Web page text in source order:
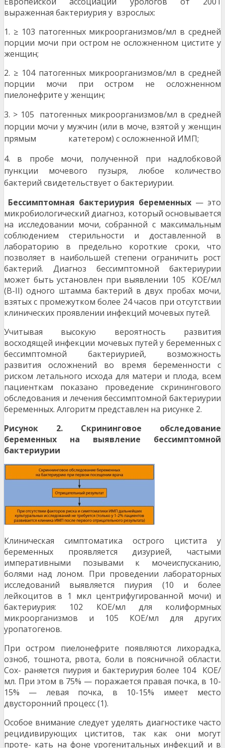
выраженная бактериурия у взрослых:
1. ≥ 103 патогенных микроорганизмов/мл в средней
порции мочи при остром не осложненном цистите у
женщин;
2. ≥ 104 патогенных микроорганизмов/мл в средней
порции мочи при остром не осложненном
пиелонефрите у женщин;
3. > 105 патогенных микроорганизмов/мл в средней
порции мочи у мужчин (или в моче, взятой у женщин
прямым катетером) с осложненной ИМП;
4. в пробе мочи, полученной при надлобковой
пункции мочевого пузыря, любое количество
бактерий свидетельствует о бактериурии.
Бессимптомная бактериурия беременных — это
микробиологический диагноз, который основывается
на исследовании мочи, собранной с максимальным
соблюдением стерильности и доставленной в
лабораторию в предельно короткие сроки, что
позволяет в наибольшей степени ограничить рост
бактерий. Диагноз бессимптомной бактериурии
может быть установлен при выявлении 105 КОЕ/мл
(B-II) одного штамма бактерий в двух пробах мочи,
взятых с промежутком более 24 часов при отсутствии
клинических проявлении инфекций мочевых путей.
Учитывая высокую вероятность развития
восходящей инфекции мочевых путей у беременных с
бессимптомной бактериурией, возможность
развития осложнений во время беременности с
риском летального исхода для матери и плода, всем
пациенткам показано проведение скринингового
обследования и лечения бессимптомной бактериурии
беременных. Алгоритм представлен на рисунке 2.
Рисунок 2. Скрининговое обследование
беременных на выявление бессимптомной
бактериурии
Клиническая симптоматика острого цистита у
беременных проявляется дизурией, частыми
императивными позывами к мочеиспусканию,
болями над лоном. При проведении лабораторных
исследований выявляется пиурия (10 и более
лейкоцитов в 1 мкл центрифугированной мочи) и
бактериурия: 102 КОЕ/мл для колиформных
микроорганизмов и 105 КОЕ/мл для других
уропатогенов.
При остром пиелонефрите появляются лихорадка,
озноб, тошнота, рвота, боли в поясничной области.
Сох- раняется пиурия и бактериурия более 104 КОЕ/
мл. При этом в 75% — поражается правая почка, в 10-
15% — левая почка, в 10-15% имеет место
двусторонний процесс (1).
Особое внимание следует уделять диагностике часто
рецидивирующих циститов, так как они могут
проте- кать на фоне урогенитальных инфекций и в